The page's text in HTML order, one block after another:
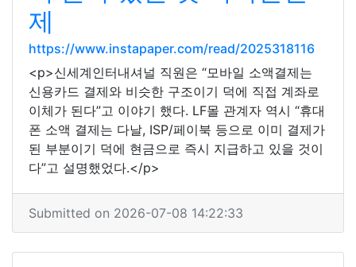
제
https://www.instapaper.com/read/2025318116
<p>신세계인터내셔널 직원은 “모바일 소액결제는
신용카드 결제와 비슷한 구조이기 덕에 직접 계좌로
이체가 된다”고 이야기 했다. LF몰 관계자 역시 “휴대
폰 소액 결제는 다날, ISP/페이북 등으로 이미 결제가
된 부분이기 덕에 현금으로 즉시 지급하고 있을 것이
다”고 설명했었다.</p>
Submitted on 2026-07-08 14:22:33